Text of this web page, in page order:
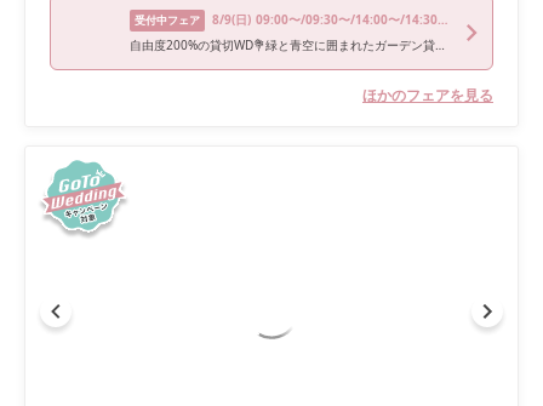
受付中フェア 8/9(日) 09:00〜/09:30〜/14:00〜/14:30〜/19:00〜
自由度200%の貸切WD💐緑と青空に囲まれたガーデン貸切体験フェア☀️
ほかのフェアを見る